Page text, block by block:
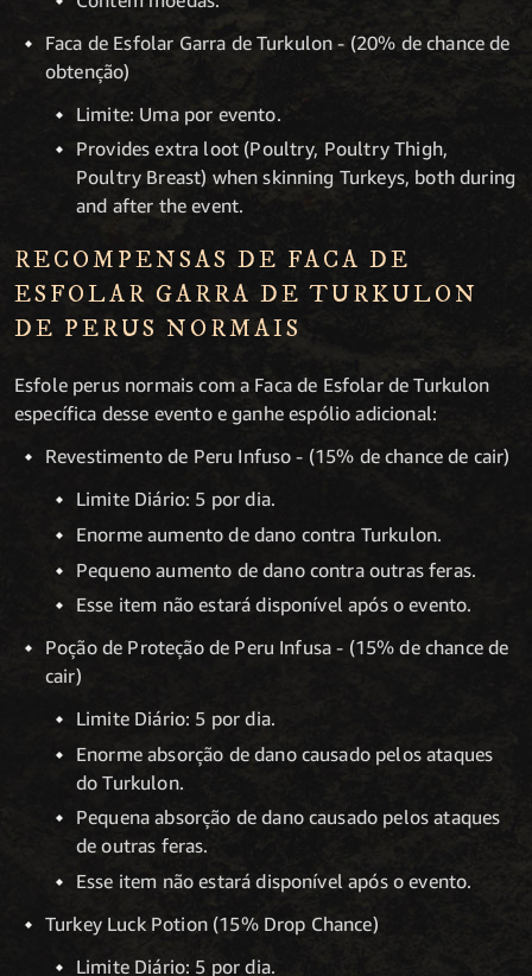
Faca de Esfolar Garra de Turkulon - (20% de chance de
obtenção)
Limite: Uma por evento.
Provides extra loot (Poultry, Poultry Thigh,
Poultry Breast) when skinning Turkeys, both during
and after the event.
RECOMPENSAS DE FACA DE
ESFOLAR GARRA DE TURKULON
DE PERUS NORMAIS
Esfole perus normais com a Faca de Esfolar de Turkulon
específica desse evento e ganhe espólio adicional:
Revestimento de Peru Infuso - (15% de chance de cair)
Limite Diário: 5 por dia.
Enorme aumento de dano contra Turkulon.
Pequeno aumento de dano contra outras feras.
Esse item não estará disponível após o evento.
Poção de Proteção de Peru Infusa - (15% de chance de
cair)
Limite Diário: 5 por dia.
Enorme absorção de dano causado pelos ataques
do Turkulon.
Pequena absorção de dano causado pelos ataques
de outras feras.
Esse item não estará disponível após o evento.
Turkey Luck Potion (15% Drop Chance)
Limite Diário: 5 por dia.